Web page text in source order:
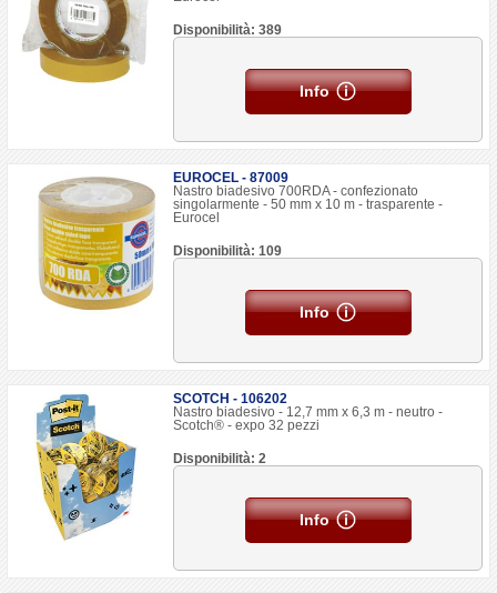
Disponibilità: 389
Info
EUROCEL - 87009
Nastro biadesivo 700RDA - confezionato
singolarmente - 50 mm x 10 m - trasparente -
Eurocel
Disponibilità: 109
Info
SCOTCH - 106202
Nastro biadesivo - 12,7 mm x 6,3 m - neutro -
Scotch® - expo 32 pezzi
Disponibilità: 2
Info